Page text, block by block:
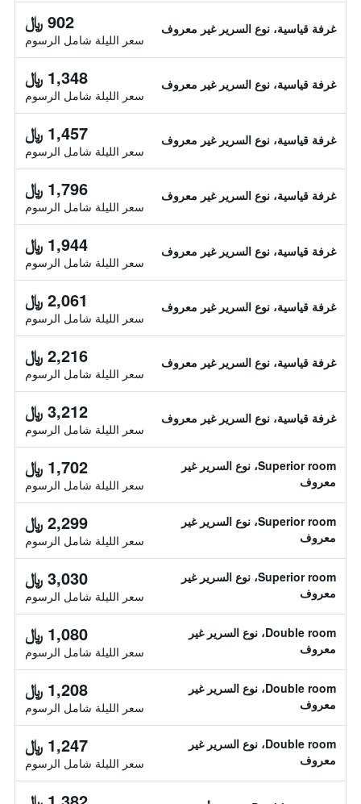
غرفة قياسية، نوع السرير غير معروف 902 ﷼
سعر الليلة شامل الرسوم
غرفة قياسية، نوع السرير غير معروف 1,348 ﷼
سعر الليلة شامل الرسوم
غرفة قياسية، نوع السرير غير معروف 1,457 ﷼
سعر الليلة شامل الرسوم
غرفة قياسية، نوع السرير غير معروف 1,796 ﷼
سعر الليلة شامل الرسوم
غرفة قياسية، نوع السرير غير معروف 1,944 ﷼
سعر الليلة شامل الرسوم
غرفة قياسية، نوع السرير غير معروف 2,061 ﷼
سعر الليلة شامل الرسوم
غرفة قياسية، نوع السرير غير معروف 2,216 ﷼
سعر الليلة شامل الرسوم
غرفة قياسية، نوع السرير غير معروف 3,212 ﷼
سعر الليلة شامل الرسوم
Superior room، نوع السرير غير
معروف
1,702 ﷼
سعر الليلة شامل الرسوم
Superior room، نوع السرير غير
معروف
2,299 ﷼
سعر الليلة شامل الرسوم
Superior room، نوع السرير غير
معروف
3,030 ﷼
سعر الليلة شامل الرسوم
Double room، نوع السرير غير
معروف
1,080 ﷼
سعر الليلة شامل الرسوم
Double room، نوع السرير غير
معروف
1,208 ﷼
سعر الليلة شامل الرسوم
Double room، نوع السرير غير
معروف
1,247 ﷼
سعر الليلة شامل الرسوم